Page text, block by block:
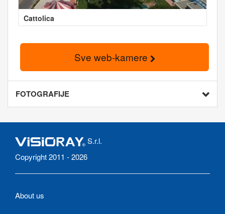
Cattolica
Sve web-kamere
FOTOGRAFIJE
S.r.l.
Copyright 2011 - 2026
About us